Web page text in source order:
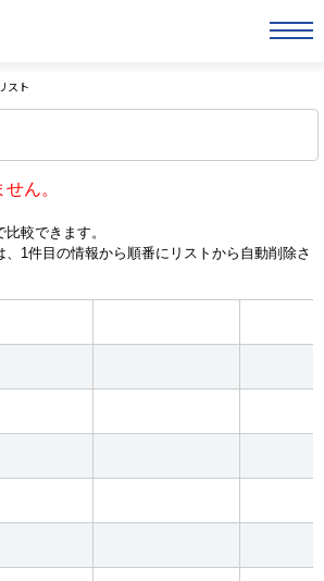
スト
ん。
比較できます。
、1件目の情報から順番にリストから自動削除さ